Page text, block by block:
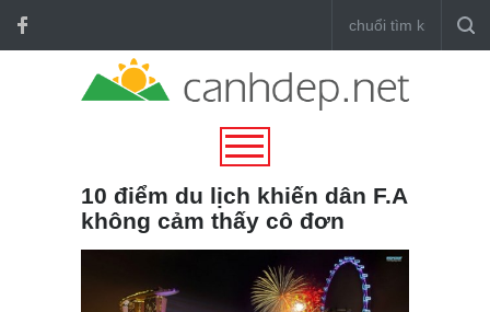
10 điểm du lịch khiến dân F.A
không cảm thấy cô đơn